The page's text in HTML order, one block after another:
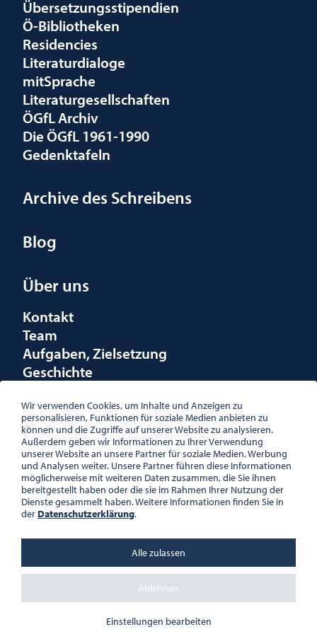
Übersetzungsstipendien
Ö-Bibliotheken
Residencies
Literaturdialoge
mitSprache
Literaturgesellschaften
ÖGfL Archiv
Die ÖGfL 1961-1990
Gedenktafeln
Archive des Schreibens
Blog
Über uns
Kontakt
Team
Aufgaben, Zielsetzung
Geschichte
Förderungen
Logo
ÖSTERREICHISCHE
GESELLSCHAFT FÜR LITERATUR
PALAIS WILCZEK, HERRENGASSE
ZVR-NR.: 508018443
16:00 UHR, FR 10:00 – 13:00 UHR
DATENSCHUTZ
Wir verwenden Cookies, um Inhalte und Anzeigen zu
personalisieren, Funktionen für soziale Medien anbieten zu
können und die Zugriffe auf unserer Website zu analysieren.
Außerdem geben wir Informationen zu Ihrer Verwendung
unserer Website an unsere Partner für soziale Medien, Werbung
und Analysen weiter. Unsere Partner führen diese Informationen
möglicherweise mit weiteren Daten zusammen, die Sie ihnen
bereitgestellt haben oder die sie im Rahmen Ihrer Nutzung der
Dienste gesammelt haben. Weitere Informationen finden Sie in
der Datenschutzerklärung.
Einstellungen bearbeiten
Ablehnen
Alle zulassen